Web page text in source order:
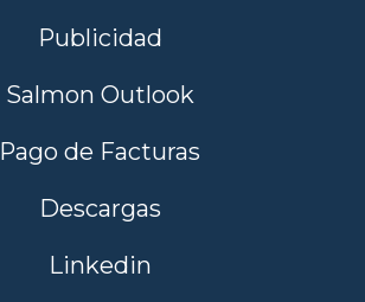
Publicidad
Salmon Outlook
Pago de Facturas
Descargas
Linkedin